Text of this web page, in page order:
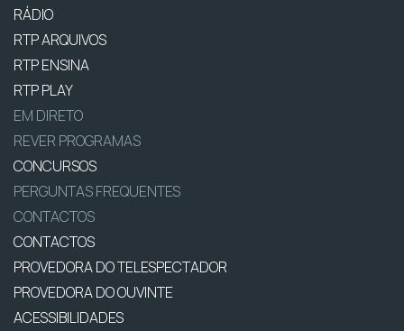
RÁDIO
RTP ARQUIVOS
RTP ENSINA
RTP PLAY
EM DIRETO
REVER PROGRAMAS
CONCURSOS
PERGUNTAS FREQUENTES
CONTACTOS
CONTACTOS
PROVEDORA DO TELESPECTADOR
PROVEDORA DO OUVINTE
ACESSIBILIDADES